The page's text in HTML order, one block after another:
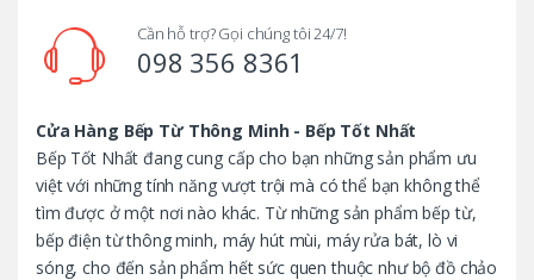
Cần hỗ trợ? Gọi chúng tôi 24/7!
098 356 8361
Cửa Hàng Bếp Từ Thông Minh - Bếp Tốt Nhất
Bếp Tốt Nhất đang cung cấp cho bạn những sản phẩm ưu
việt với những tính năng vượt trội mà có thể bạn không thể
tìm được ở một nơi nào khác. Từ những sản phẩm bếp từ,
bếp điện từ thông minh, máy hút mùi, máy rửa bát, lò vi
sóng, cho đến sản phẩm hết sức quen thuộc như bộ đồ chảo